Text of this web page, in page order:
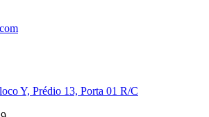
Y, Prédio 13, Porta 01 R/C